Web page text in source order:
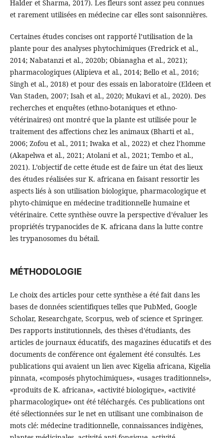
Halder et Sharma, 2017). Les fleurs sont assez peu connues
et rarement utilisées en médecine car elles sont saisonnières.
Certaines études concises ont rapporté l’utilisation de la
plante pour des analyses phytochimiques (Fredrick et al.,
2014; Nabatanzi et al., 2020b; Obianagha et al., 2021);
pharmacologiques (Alipieva et al., 2014; Bello et al., 2016;
Singh et al., 2018) et pour des essais en laboratoire (Eldeen et
Van Staden, 2007; Isah et al., 2020; Mukavi et al., 2020). Des
recherches et enquêtes (ethno-botaniques et ethno-
vétérinaires) ont montré que la plante est utilisée pour le
traitement des affections chez les animaux (Bharti et al.,
2006; Zofou et al., 2011; Iwaka et al., 2022) et chez l’homme
(Akapelwa et al., 2021; Atolani et al., 2021; Tembo et al.,
2021). L’objectif de cette étude est de faire un état des lieux
des études réalisées sur K. africana en faisant ressortir les
aspects liés à son utilisation biologique, pharmacologique et
phyto-chimique en médecine traditionnelle humaine et
vétérinaire. Cette synthèse ouvre la perspective d’évaluer les
propriétés trypanocides de K. africana dans la lutte contre
les trypanosomes du bétail.
MÉTHODOLOGIE
Le choix des articles pour cette synthèse a été fait dans les
bases de données scientifiques telles que PubMed, Google
Scholar, Researchgate, Scorpus, web of science et Springer.
Des rapports institutionnels, des thèses d’étudiants, des
articles de journaux éducatifs, des magazines éducatifs et des
documents de conférence ont également été consultés. Les
publications qui avaient un lien avec Kigelia africana, Kigelia
pinnata, «composés phytochimiques», «usages traditionnels»,
«produits de K. africana», «activité biologique», «activité
pharmacologique» ont été téléchargés. Ces publications ont
été sélectionnées sur le net en utilisant une combinaison de
mots clé: médecine traditionnelle, connaissances indigènes,